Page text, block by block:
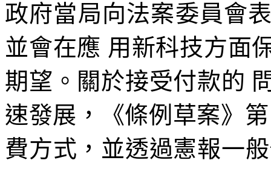
政府當局向法案委員會
並會在應 用新科技方面
期望。關於接受付款的
速發展，《條例草案》
費方式，並透過憲報一